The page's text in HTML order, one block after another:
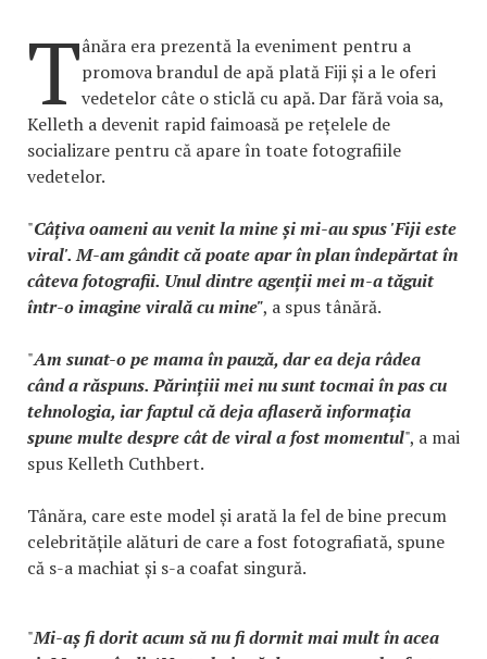
Tânăra era prezentă la eveniment pentru a
promova brandul de apă plată Fiji și a le oferi
vedetelor câte o sticlă cu apă. Dar fără voia sa,
Kelleth a devenit rapid faimoasă pe rețelele de
socializare pentru că apare în toate fotografiile
vedetelor.
"Câțiva oameni au venit la mine și mi-au spus 'Fiji este
viral'. M-am gândit că poate apar în plan îndepărtat în
câteva fotografii. Unul dintre agenții mei m-a tăguit
într-o imagine virală cu mine", a spus tânără.
"Am sunat-o pe mama în pauză, dar ea deja râdea
când a răspuns. Părințiii mei nu sunt tocmai în pas cu
tehnologia, iar faptul că deja aflaseră informația
spune multe despre cât de viral a fost momentul", a mai
spus Kelleth Cuthbert.
Tânăra, care este model și arată la fel de bine precum
celebritățile alături de care a fost fotografiată, spune
că s-a machiat și s-a coafat singură.
"Mi-aș fi dorit acum să nu fi dormit mai mult în acea